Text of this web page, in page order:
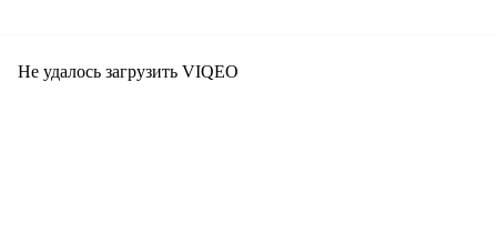
Не удалось загрузить VIQEO